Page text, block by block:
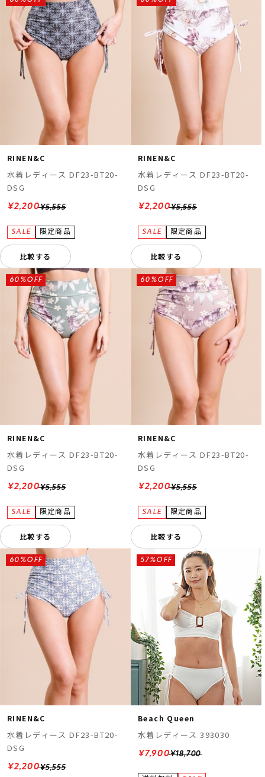
RINEN&C
水着レディース DF23-BT20-
DSG
¥5,555
¥2,200
比較する
RINEN&C
水着レディース DF23-BT20-
DSG
¥5,555
¥2,200
比較する
RINEN&C
水着レディース DF23-BT20-
DSG
¥5,555
60%OFF
¥2,200
比較する
RINEN&C
水着レディース DF23-BT20-
DSG
¥5,555
60%OFF
¥2,200
比較する
RINEN&C
水着レディース DF23-BT20-
DSG
¥5,555
60%OFF
¥2,200
Beach Queen
水着レディース 393030
¥18,700
57%OFF
¥7,900